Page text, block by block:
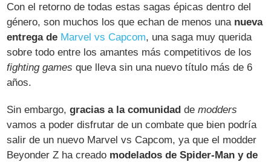
Con el retorno de todas estas sagas épicas dentro del
género, son muchos los que echan de menos una nueva
entrega de Marvel vs Capcom, una saga muy querida
sobre todo entre los amantes más competitivos de los
fighting games que lleva sin una nuevo título más de 6
años.
Sin embargo,gracias a la comunidad demodders
vamos a poder disfrutar de un combate que bien podría
salir de un nuevo Marvel vs Capcom, ya que el modder
Beyonder Z ha creado modelados de Spider-Man y de